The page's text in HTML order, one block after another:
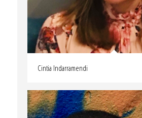
Cintia Indarramendi